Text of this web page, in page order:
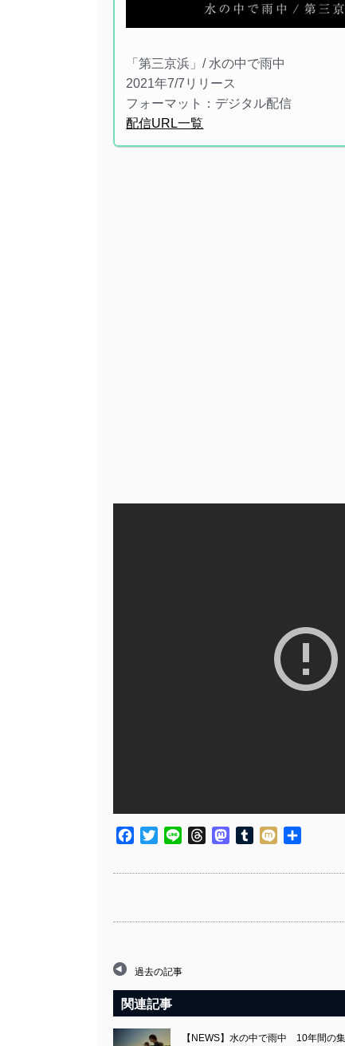
「第三京浜」/ 水の中で雨中
2021年7/7リリース
フォーマット：デジタル配信
配信URL一覧
Facebook
TwitterLine ThreadsMastodon
TumblrMixi
過去の記事
関連記事
【NEWS】水の中で雨中 10年間の